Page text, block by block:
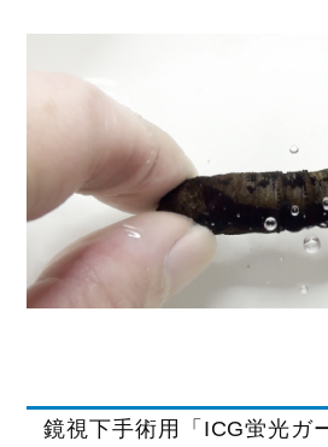
鏡視下手術用「ICG蛍光ガ